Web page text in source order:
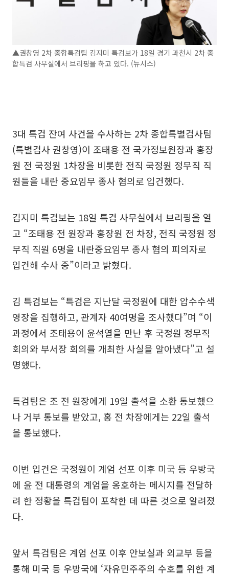
▲권창영 2차 종합특검팀 김지미 특검보가 18일 경기 과천시 2차 종
합특검 사무실에서 브리핑을 하고 있다. (뉴시스)
3대 특검 잔여 사건을 수사하는 2차 종합특별검사팀
(특별검사 권창영)이 조태용 전 국가정보원장과 홍장
원 전 국정원 1차장을 비롯한 전직 국정원 정무직 직
원들을 내란 중요임무 종사 혐의로 입건했다.
김지미 특검보는 18일 특검 사무실에서 브리핑을 열
고 “조태용 전 원장과 홍장원 전 차장, 전직 국정원 정
무직 직원 6명을 내란중요임무 종사 혐의 피의자로
입건해 수사 중”이라고 밝혔다.
김 특검보는 “특검은 지난달 국정원에 대한 압수수색
영장을 집행하고, 관계자 40여명을 조사했다”며 “이
과정에서 조태용이 윤석열을 만난 후 국정원 정무직
회의와 부서장 회의를 개최한 사실을 알아냈다”고 설
명했다.
특검팀은 조 전 원장에게 19일 출석을 소환 통보했으
나 거부 통보를 받았고, 홍 전 차장에게는 22일 출석
을 통보했다.
이번 입건은 국정원이 계엄 선포 이후 미국 등 우방국
에 윤 전 대통령의 계엄을 옹호하는 메시지를 전달하
려 한 정황을 특검팀이 포착한 데 따른 것으로 알려졌
다.
앞서 특검팀은 계엄 선포 이후 안보실과 외교부 등을
통해 미국 등 우방국에 ‘자유민주주의 수호를 위한 계